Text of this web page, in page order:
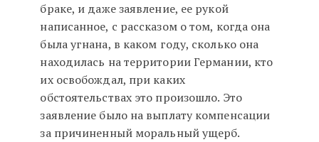
браке, и даже заявление, ее рукой
написанное, с рассказом о том, когда она
была угнана, в каком году, сколько она
находилась на территории Германии, кто
их освобождал, при каких
обстоятельствах это произошло. Это
заявление было на выплату компенсации
за причиненный моральный ущерб.